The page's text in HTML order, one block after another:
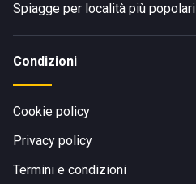
Spiagge per località più popolari
Condizioni
Cookie policy
Privacy policy
Termini e condizioni